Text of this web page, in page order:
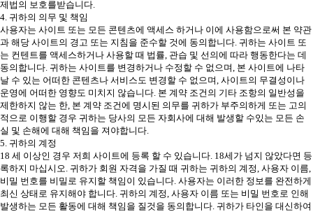
제법의 보호를받습니다.
4. 귀하의 의무 및 책임
사용자는 사이트 또는 모든 콘텐츠에 액세스 하거나 이에 사용함으로써 본 약관
과 해당 사이트의 경고 또는 지침을 준수할 것에 동의합니다. 귀하는 사이트 또
는 컨텐트를 액세스하거나 사용할 때 법률, 관습 및 선의에 따라 행동한다는 데
동의합니다. 귀하는 사이트를 변경하거나 수정할 수 없으며, 본 사이트에 나타
날 수 있는 어떠한 콘텐츠나 서비스도 변경할 수 없으며, 사이트의 무결성이나
운영에 어떠한 영향도 미치지 않습니다. 본 계약 조건의 기타 조항의 일반성을
제한하지 않는 한, 본 계약 조건에 명시된 의무를 귀하가 부주의하게 또는 고의
적으로 이행할 경우 귀하는 당사의 모든 자회사에 대해 발생할 수있는 모든 손
실 및 손해에 대해 책임을 져야합니다.
5. 귀하의 계정
18 세 이상인 경우 저희 사이트에 등록 할 수 있습니다. 18세가 넘지 않았다면 등
록하지 마십시오. 귀하가 회원 자격을 가질 때 귀하는 귀하의 계정, 사용자 이름,
비밀 번호를 비밀로 유지할 책임이 있습니다. 사용자는 이러한 정보를 완전하게
최신 상태로 유지해야 합니다. 귀하의 계정, 사용자 이름 또는 비밀 번호로 인해
발생하는 모든 활동에 대해 책임을 질것을 동의합니다. 귀하가 타인을 대신하여